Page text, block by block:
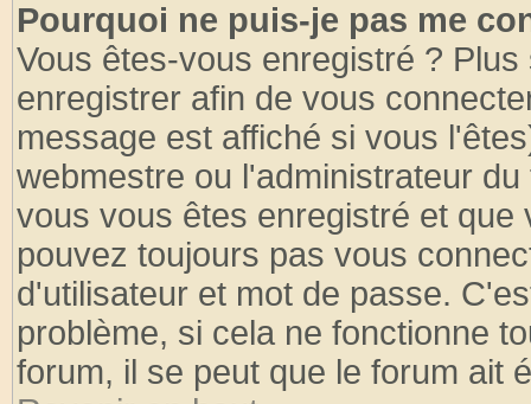
Pourquoi ne puis-je pas me
Vous êtes-vous enregistré ?
enregistrer afin de vous
message est affiché si vous
webmestre ou l'administrateur
vous vous êtes enregistré et
pouvez toujours pas vous
d'utilisateur et mot de passe.
problème, si cela ne fonctionne
forum, il se peut que le forum ait